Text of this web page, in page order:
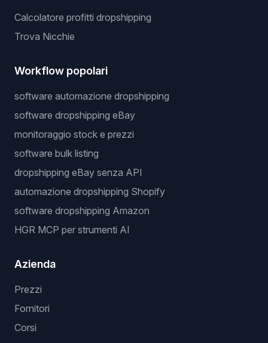
Calcolatore profitti dropshipping
Trova Nicchie
Workflow popolari
software automazione dropshipping
software dropshipping eBay
monitoraggio stock e prezzi
software bulk listing
dropshipping eBay senza API
automazione dropshipping Shopify
software dropshipping Amazon
HGR MCP per strumenti AI
Azienda
Prezzi
Fornitori
Corsi